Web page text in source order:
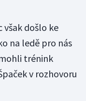
však došlo ke
na ledě pro nás
trénink
v rozhovoru